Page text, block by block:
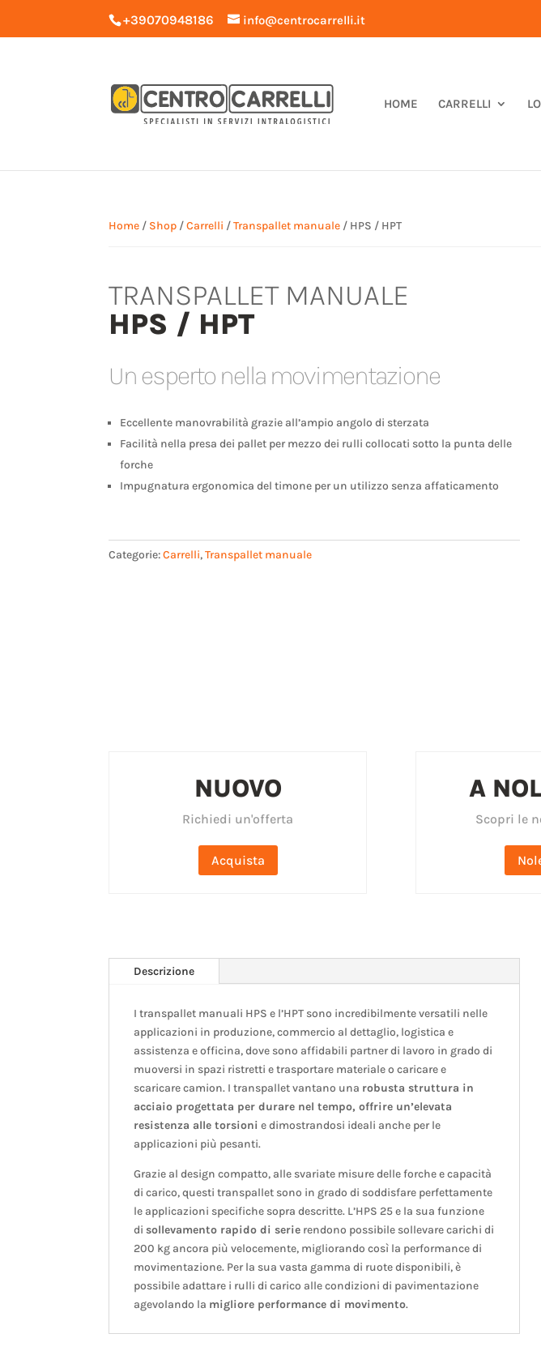
+39070948186 info@centrocarrelli.it
HOME CARRELLI
Home / Shop /Carrelli /Transpallet manuale / HPS / HPT
TRANSPALLET MANUALE
HPS / HPT
Un esperto nella movimentazione
Eccellente manovrabilità grazie all’ampio angolo di sterzata
Facilità nella presa dei pallet per mezzo dei rulli collocati sotto la punta delle
forche
Impugnatura ergonomica del timone per un utilizzo senza affaticamento
Categorie:Carrelli,Transpallet manuale
NUOVO
Richiedi un'offerta
Acquista
A
Scopri le
Descrizione
I transpallet manuali HPS e l’HPT sono incredibilmente versatili nelle
applicazioni in produzione, commercio al dettaglio, logistica e
assistenza e officina, dove sono affidabili partner di lavoro in grado di
muoversi in spazi ristretti e trasportare materiale o caricare e
scaricare camion. I transpallet vantano una robusta struttura in
acciaio progettata per durare nel tempo, offrire un’elevata
resistenza alle torsioni e dimostrandosi ideali anche per le
applicazioni più pesanti.
Grazie al design compatto, alle svariate misure delle forche e capacità
di carico, questi transpallet sono in grado di soddisfare perfettamente
le applicazioni specifiche sopra descritte. L’HPS 25 e la sua funzione
disollevamento rapido di serie rendono possibile sollevare carichi di
200 kg ancora più velocemente, migliorando così la performance di
movimentazione. Per la sua vasta gamma di ruote disponibili, è
possibile adattare i rulli di carico alle condizioni di pavimentazione
agevolando la migliore performance di movimento.